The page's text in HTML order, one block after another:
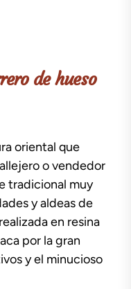
de hueso
oriental que
o vendedor
tradicional muy
y aldeas de
en resina
por la gran
y el minucioso